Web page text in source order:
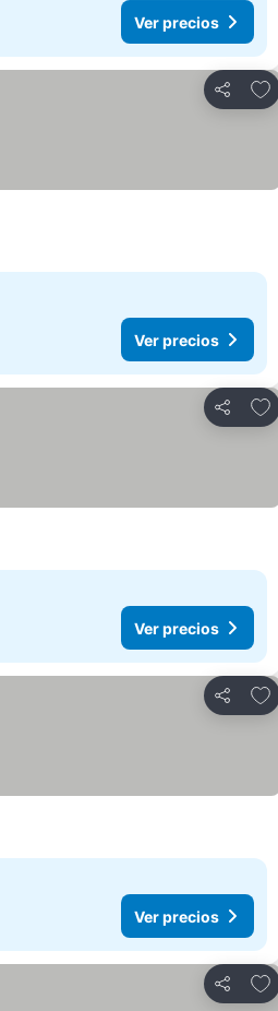
Ver precios
Ver precios
Ver precios
Ver precios